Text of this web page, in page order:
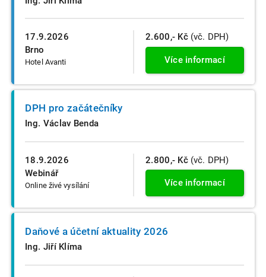
17.9.2026
Brno
Hotel Avanti
2.600,- Kč (vč. DPH)
Více informací
18.9.2026
Webinář
Online živé vysílání
DPH pro začátečníky
Ing. Václav Benda
2.800,- Kč (vč. DPH)
Více informací
Daňové a účetní aktuality 2026
Ing. Jiří Klíma